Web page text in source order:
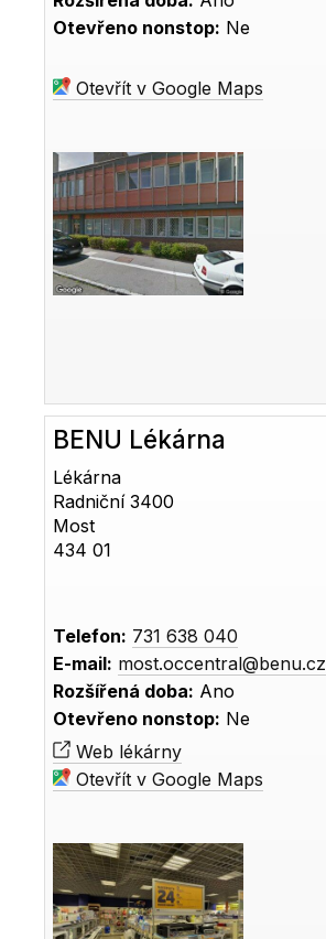
Otevřeno nonstop: Ne
Otevřít v Google Maps
BENU Lékárna
Lékárna
Radniční 3400
Most
434 01
Telefon: 731 638 040
E-mail: most.occentral@benu.cz
Rozšířená doba: Ano
Otevřeno nonstop: Ne
Web lékárny
Otevřít v Google Maps